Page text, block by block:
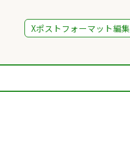
Xポストフォーマット編集